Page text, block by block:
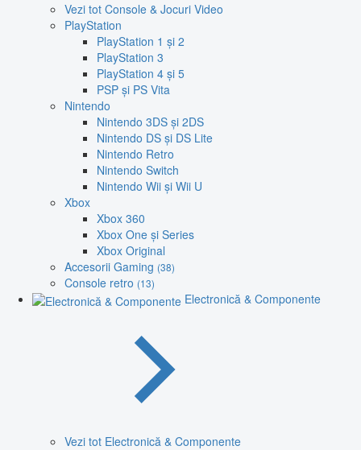
Vezi tot Console & Jocuri Video
PlayStation
PlayStation 1 și 2
PlayStation 3
PlayStation 4 și 5
PSP și PS Vita
Nintendo
Nintendo 3DS și 2DS
Nintendo DS și DS Lite
Nintendo Retro
Nintendo Switch
Nintendo Wii și Wii U
Xbox
Xbox 360
Xbox One și Series
Xbox Original
Accesorii Gaming (38)
Console retro (13)
Electronică & Componente
Vezi tot Electronică & Componente